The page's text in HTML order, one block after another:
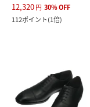
12,320円 30%OFF
112ポイント(1倍)